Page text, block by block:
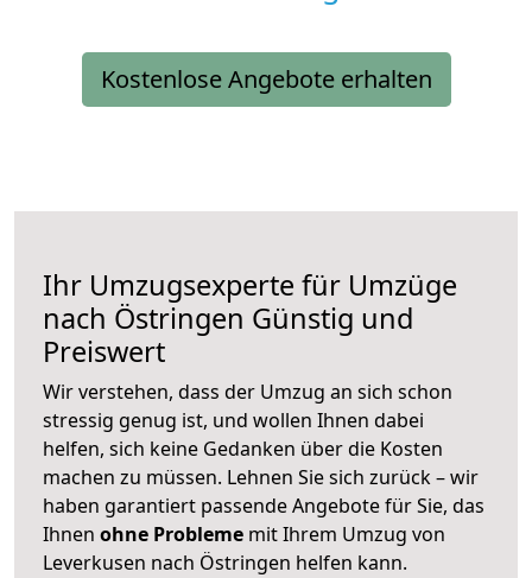
Kostenlose Angebote erhalten
Ihr Umzugsexperte für Umzüge
nach Östringen Günstig und
Preiswert
Wir verstehen, dass der Umzug an sich schon
stressig genug ist, und wollen Ihnen dabei
helfen, sich keine Gedanken über die Kosten
machen zu müssen. Lehnen Sie sich zurück – wir
haben garantiert passende Angebote für Sie, das
Ihnen ohne Probleme mit Ihrem Umzug von
Leverkusen nach Östringen helfen kann.